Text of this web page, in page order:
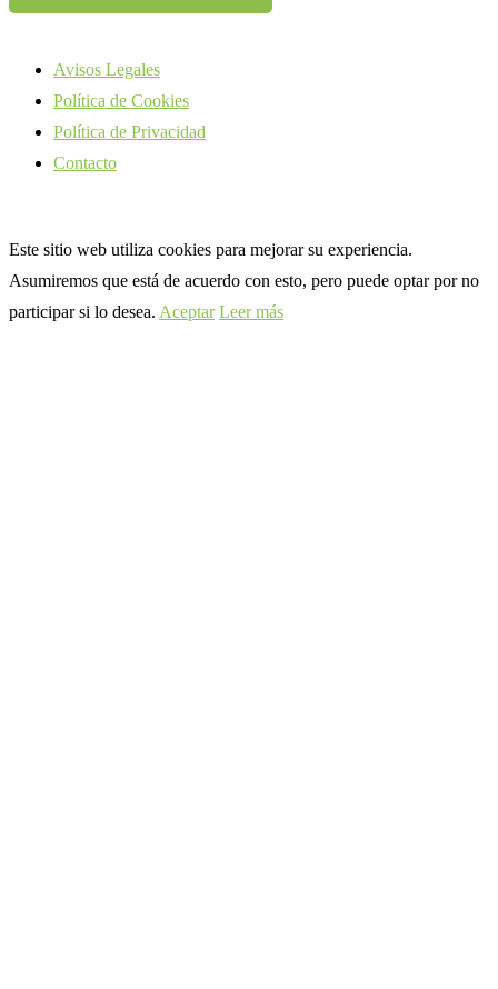
Avisos Legales
Política de Cookies
Política de Privacidad
Contacto
Este sitio web utiliza cookies para mejorar su experiencia.
Asumiremos que está de acuerdo con esto, pero puede optar por no
participar si lo desea. Aceptar Leer más